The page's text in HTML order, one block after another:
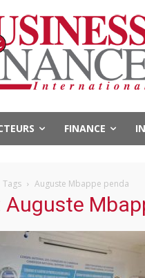
FINANCE
Tags Auguste Mbappe penda
Auguste